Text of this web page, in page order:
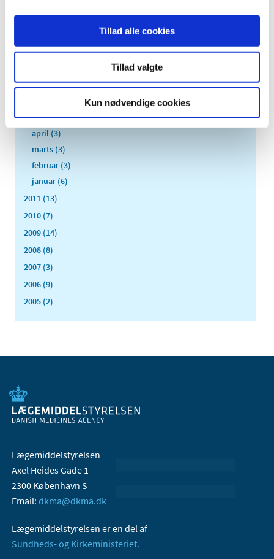
Tillad alle cookies
Tillad valgte
Kun nødvendige cookies
september (7)
juli (5)
maj (1)
april (3)
marts (3)
februar (3)
januar (6)
2011 (13)
2010 (7)
2009 (14)
2008 (8)
2007 (3)
2006 (9)
2005 (2)
Lægemiddelstyrelsen
Axel Heides Gade 1
2300 København S
Email: dkma@dkma.dk
Lægemiddelstyrelsen er en del af
Sundheds- og Kirkeministeriet.